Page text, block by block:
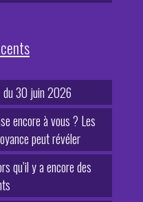
du 30 juin 2026
encore à vous ? Les
peut révéler
qu’il y a encore des